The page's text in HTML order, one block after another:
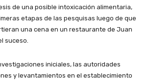
de una posible intoxicación alimentaria,
etapas de las pesquisas luego de que
una cena en un restaurante de Juan
suceso.
iniciales, las autoridades
y levantamientos en el establecimiento